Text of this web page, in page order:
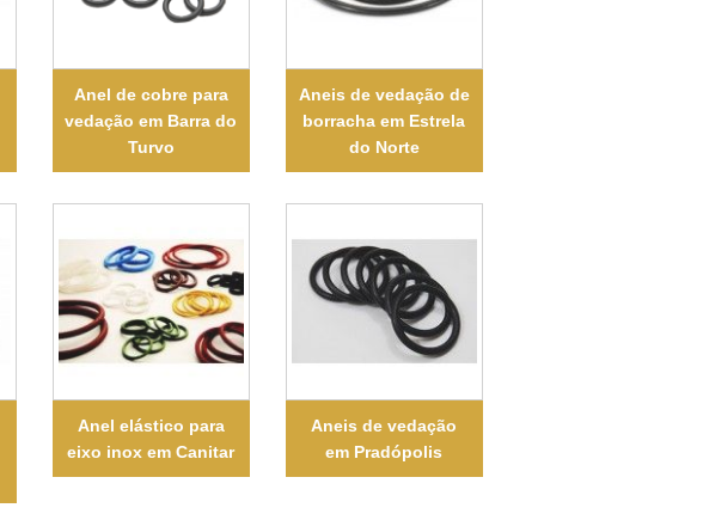
Anel de cobre para
vedação em Barra do
Turvo
Aneis de vedação de
borracha em Estrela
do Norte
Anel elástico para
eixo inox em Canitar
Aneis de vedação
em Pradópolis